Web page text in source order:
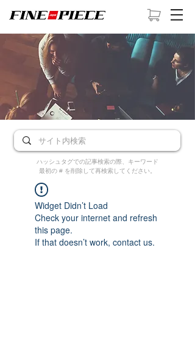
ハッシュタグでの記事検索の際、キーワード
最初の # を削除して再検索してください。
Widget Didn’t Load
Check your internet and refresh
this page.
If that doesn’t work, contact us.